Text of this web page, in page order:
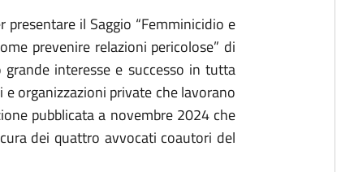
presentare il Saggio “Femminicidio e
prevenire relazioni pericolose” di
grande interesse e successo in tutta
organizzazioni private che lavorano
pubblicata a novembre 2024 che
dei quattro avvocati coautori del